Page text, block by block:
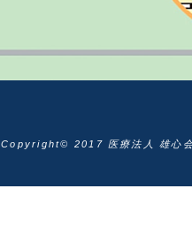
Copyright© 2017 医療法人 雄心